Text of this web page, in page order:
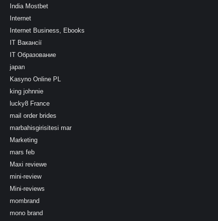
India Mostbet
Internet
Internet Business, Ebooks
IT Вакансії
IT Образование
japan
Kasyno Online PL
king johnnie
lucky8 France
mail order brides
marbahisgirisitesi mar
Marketing
mars feb
Maxi reviewe
mini-review
Mini-reviews
mombrand
mono brand